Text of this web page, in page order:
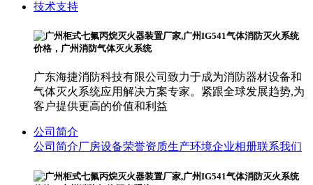
技术支持
广东海捷消防科技有限公司致力于成为消防器材设备和
气体灭火系统应用解决方案专家。紧跟全球发展趋势,为
客户提供更高的价值和利益
公司简介
公司简介厂房设备荣誉资质生产环境企业相册联系我们